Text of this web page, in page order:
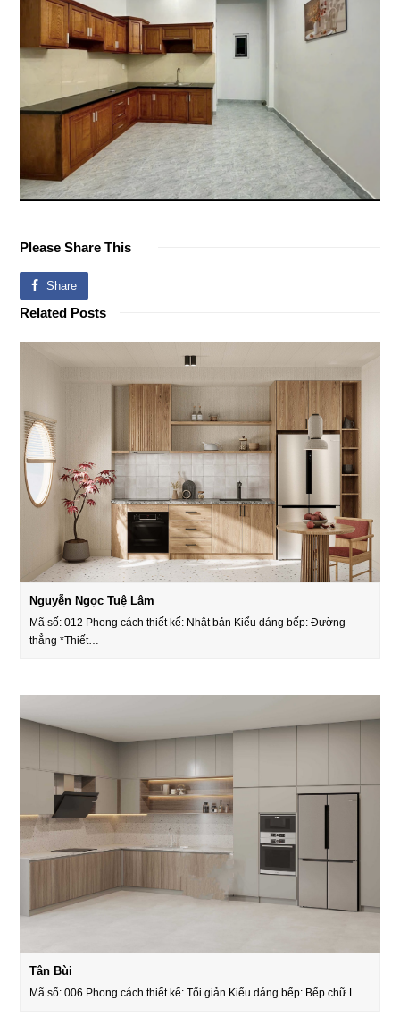
Please Share This
Share
Related Posts
Nguyễn Ngọc Tuệ Lâm
Mã số: 012 Phong cách thiết kế: Nhật bản Kiểu dáng bếp: Đường
thẳng *Thiết…
Tân Bùi
Mã số: 006 Phong cách thiết kế: Tối giản Kiểu dáng bếp: Bếp chữ L…